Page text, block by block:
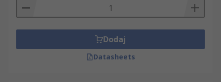
Dodaj
Datasheets